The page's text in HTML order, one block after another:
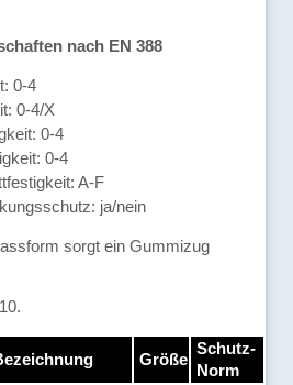
nach EN 388
0-4
0-4/X
0-4
0-4
A-F
ja/nein
sorgt ein Gummizug
Größe
Schutz-
Norm